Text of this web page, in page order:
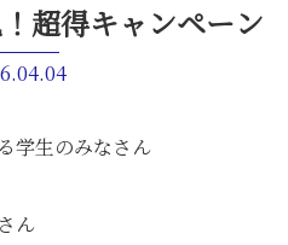
超得キャンペーン
学生のみなさん
ん